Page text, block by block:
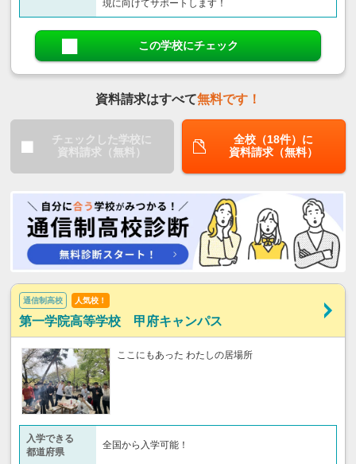
現に向けてサポートします！
この学校にチェック
資料請求はすべて無料です！
チェックした学校に
資料請求（無料）
全校（18件）に
資料請求（無料）
通信制高校 人気校！
第一学院高等学校 甲府キャンパス
ここにもあった わたしの居場所
入学できる
都道府県
全国から入学可能！